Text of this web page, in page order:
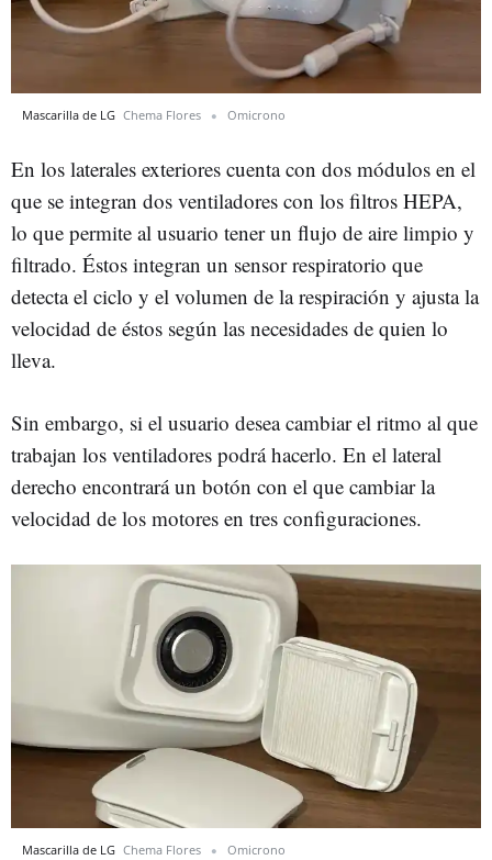
Mascarilla de LG Chema Flores Omicrono
En los laterales exteriores cuenta con dos módulos en el
que se integran dos ventiladores con los filtros HEPA,
lo que permite al usuario tener un flujo de aire limpio y
filtrado. Éstos integran un sensor respiratorio que
detecta el ciclo y el volumen de la respiración y ajusta la
velocidad de éstos según las necesidades de quien lo
lleva.
Sin embargo, si el usuario desea cambiar el ritmo al que
trabajan los ventiladores podrá hacerlo. En el lateral
derecho encontrará un botón con el que cambiar la
velocidad de los motores en tres configuraciones.
Mascarilla de LG Chema Flores Omicrono